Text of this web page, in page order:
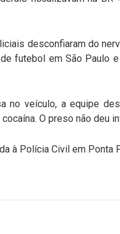
desconfiaram do
futebol em São Paulo
no veículo, a equipe
O preso não deu
à Polícia Civil em Ponta